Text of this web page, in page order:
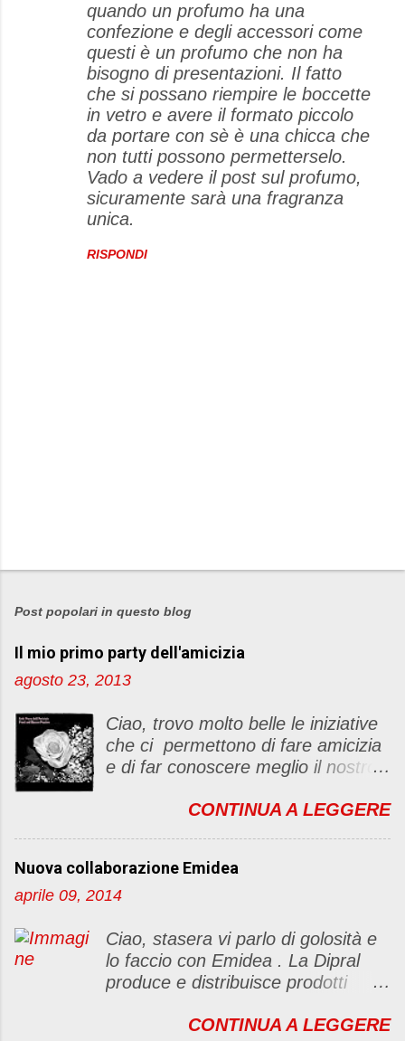
quando un profumo ha una
confezione e degli accessori come
questi è un profumo che non ha
bisogno di presentazioni. Il fatto
che si possano riempire le boccette
in vetro e avere il formato piccolo
da portare con sè è una chicca che
non tutti possono permetterselo.
Vado a vedere il post sul profumo,
sicuramente sarà una fragranza
unica.
RISPONDI
P
s
a
u
c
o
m
m
t
o
Post popolari in questo blog
Il mio primo party dell'amicizia
agosto 23, 2013
Ciao, trovo molto belle le iniziative
che ci permettono di fare amicizia
e di far conoscere meglio il nostro
un "party" dell'amicizia .... Mi
post, ma anche di sentimenti ed
emozioni. Non siete obbligate a
avete il tempo bene, altrimenti no
problem. :D Le regole sono le
seguenti 1) Prelevare l'immagine
blog con il link del mio
CONTINUA A LEGGERE
Nuova collaborazione Emidea
aprile 09, 2014
Ciao, stasera vi parlo di golosità e
lo faccio con Emidea . La Dipral
produce e distribuisce prodotti
qualità a marchio Emidea (rivolti
CONTINUA A LEGGERE